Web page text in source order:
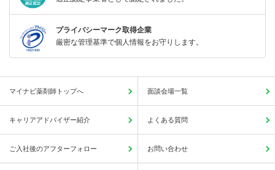
プライバシーマーク取得企業
厳密な管理基準で個人情報をお守りします。
マイナビ薬剤師トップへ 面談会場一覧
キャリアアドバイザー紹介 よくある質問
ご入社後のアフターフォロー お問い合わせ